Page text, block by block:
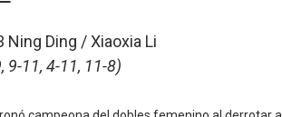
Ning Ding / Xiaoxia Li
9-11, 4-11, 11-8)